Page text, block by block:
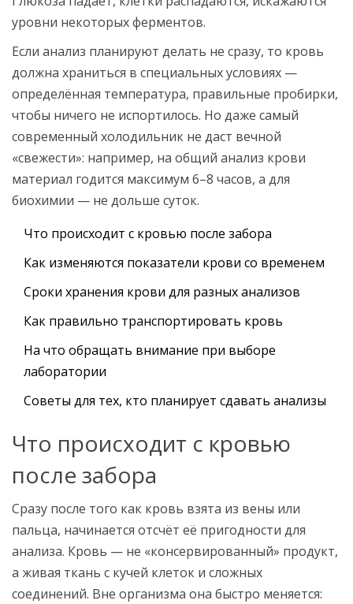
уровни некоторых ферментов.
Если анализ планируют делать не сразу, то кровь
должна храниться в специальных условиях —
определённая температура, правильные пробирки,
чтобы ничего не испортилось. Но даже самый
современный холодильник не даст вечной
«свежести»: например, на общий анализ крови
материал годится максимум 6–8 часов, а для
биохимии — не дольше суток.
Что происходит с кровью после забора
Как изменяются показатели крови со временем
Сроки хранения крови для разных анализов
Как правильно транспортировать кровь
На что обращать внимание при выборе
лаборатории
Советы для тех, кто планирует сдавать анализы
Что происходит с кровью
после забора
Сразу после того как кровь взята из вены или
пальца, начинается отсчёт её пригодности для
анализа. Кровь — не «консервированный» продукт,
а живая ткань с кучей клеток и сложных
соединений. Вне организма она быстро меняется: